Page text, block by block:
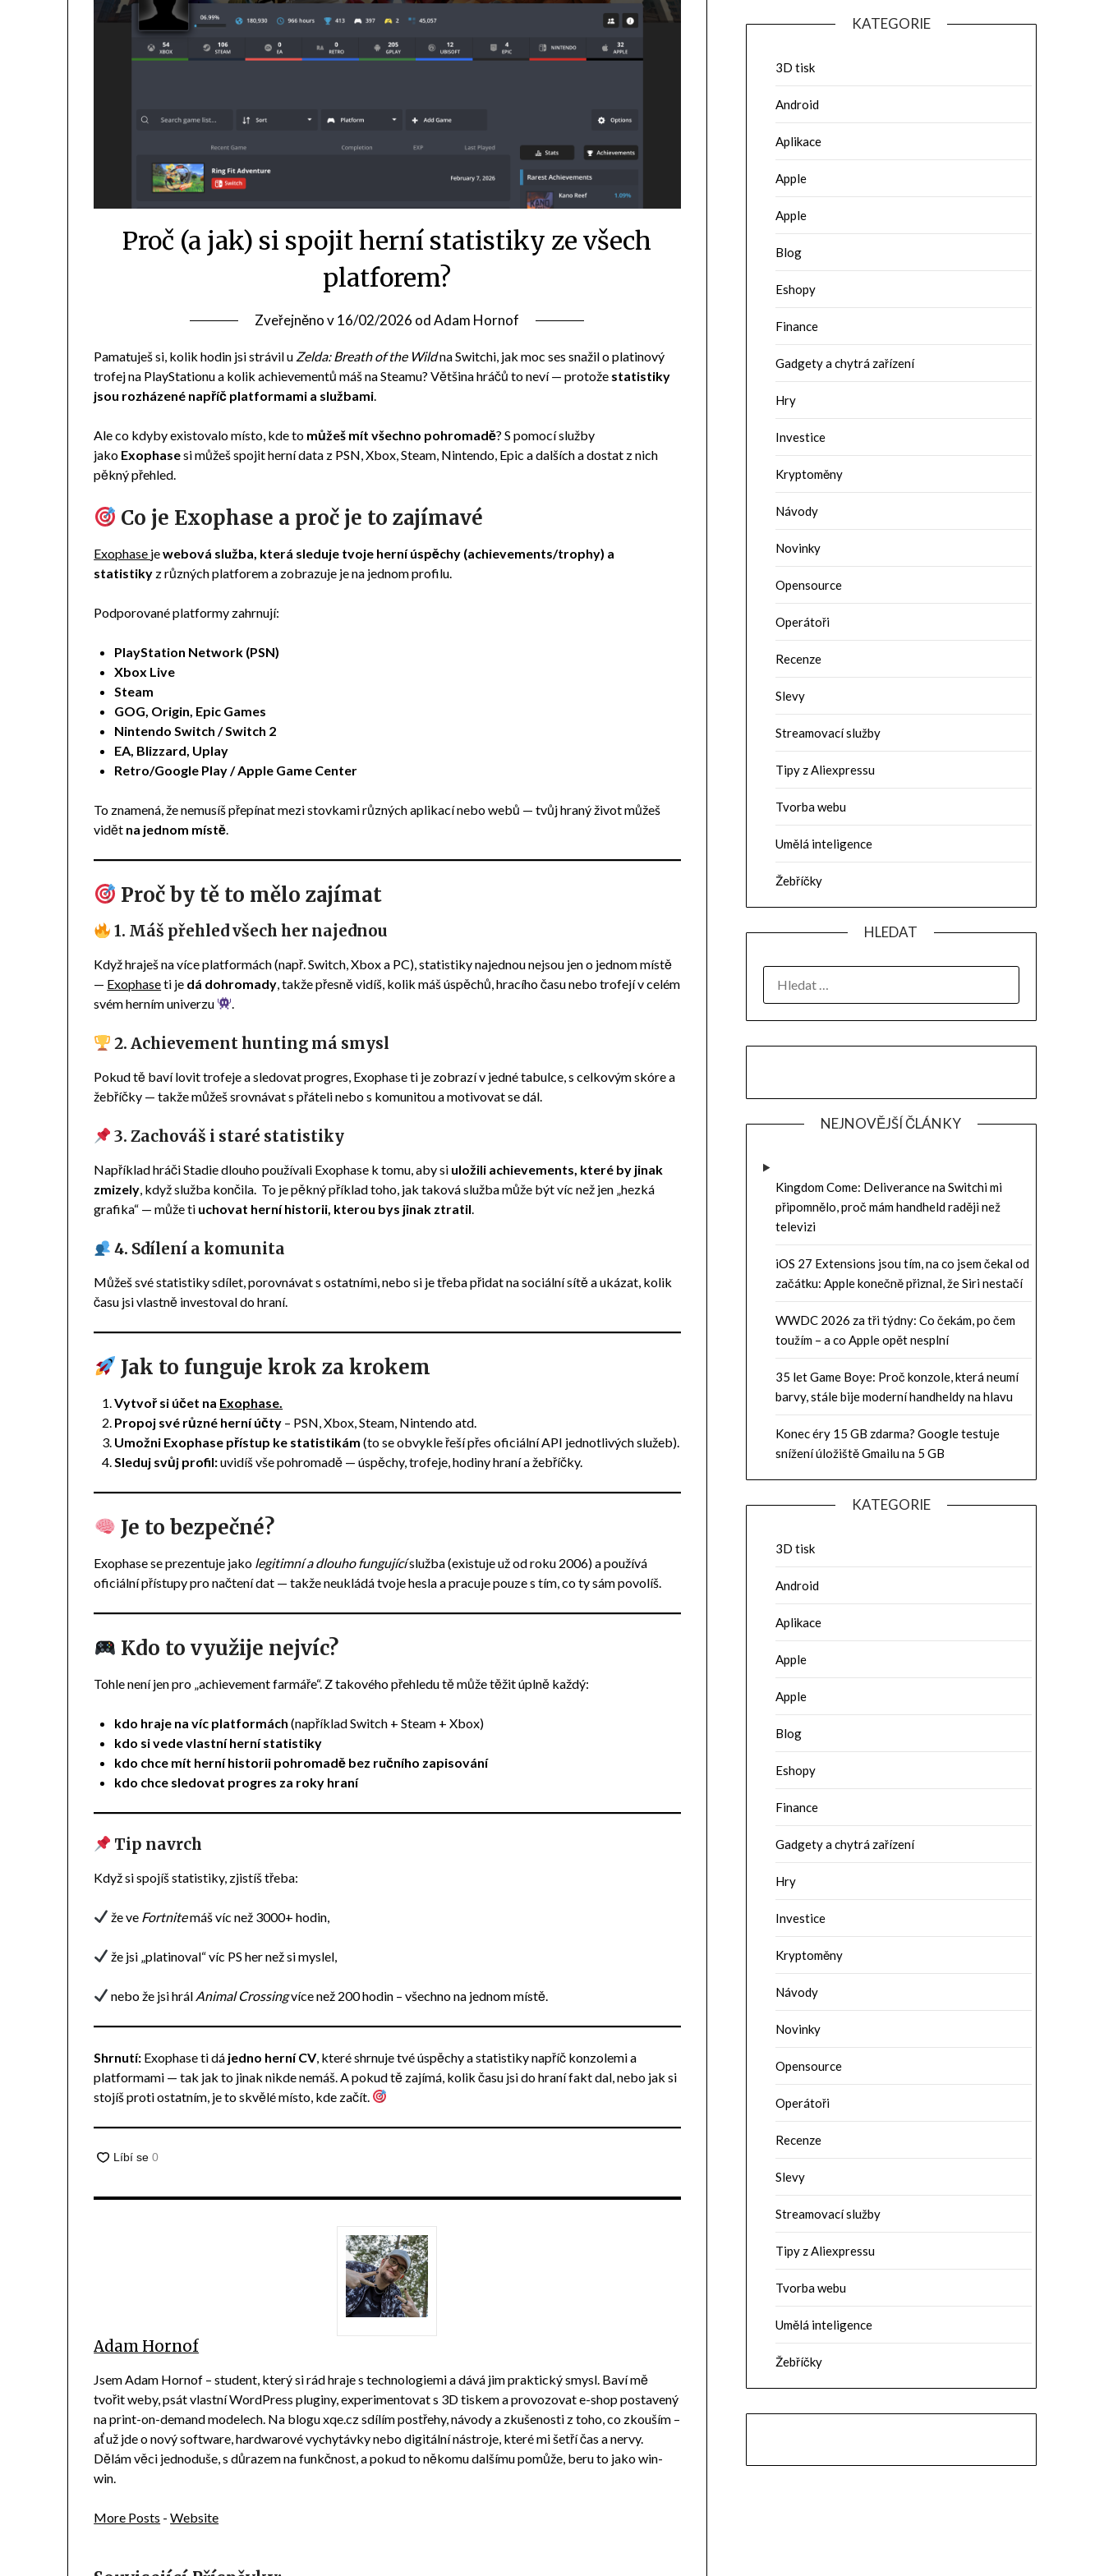
Proč (a jak) si spojit herní statistiky ze všech
platforem?
Zveřejněno v16/02/2026 odAdam Hornof
Pamatuješ si, kolik hodin jsi strávil u Zelda: Breath of the Wildna Switchi, jak moc ses snažil o platinový
trofej na PlayStationu a kolik achievementů máš na Steamu? Většina hráčů to neví — protože statistiky
jsou rozházené napříč platformami a službami
Ale co kdyby existovalo místo, kde to můžeš mít všechno pohromadě? S pomocí služby
jako Exophasesi můžeš spojit herní data z PSN, Xbox, Steam, Nintendo, Epic a dalších a dostat z nich
pěkný přehled.
Co je Exophase a proč je to zajímavé
Exophase jewebová služba, která sleduje tvoje herní úspěchy (achievements/trophy) a
statistiky z různých platforem a zobrazuje je na jednom profilu.
Podporované platformy zahrnují:
PlayStation Network (PSN)
Xbox Live
Steam
GOG, Origin, Epic Games
Nintendo Switch / Switch 2
EA, Blizzard, Uplay
Retro/Google Play / Apple Game Center
To znamená, že nemusíš přepínat mezi stovkami různých aplikací nebo webů — tvůj hraný život můžeš
vidět na jednom místě
Proč by tě to mělo zajímat
1. Máš přehled všech her najednou
Když hraješ na více platformách (např. Switch, Xbox a PC), statistiky najednou nejsou jen o jednom místě
— Exophaseti je dá dohromady , takže přesně vidíš, kolik máš úspěchů, hracího času nebo trofejí v celém
svém herním univerzu
2. Achievement hunting má smysl
Pokud tě baví lovit trofeje a sledovat progres, Exophase ti je zobrazí v jedné tabulce, s celkovým skóre a
žebříčky — takže můžeš srovnávat s přáteli nebo s komunitou a motivovat se dál.
3. Zachováš i staré statistiky
Například hráči Stadie dlouho používali Exophase k tomu, aby si uložili achievements, které by jinak
zmizely , když služba končila. To je pěkný příklad toho, jak taková služba může být víc než jen „hezká
grafika“ — může ti uchovat herní historii, kterou bys jinak ztratil
4. Sdílení a komunita
Můžeš své statistiky sdílet, porovnávat s ostatními, nebo si je třeba přidat na sociální sítě a ukázat, kolik
času jsi vlastně investoval do hraní.
Jak to funguje krok za krokem
Vytvoř si účet na Exophase.
Propoj své různé herní účty – PSN, Xbox, Steam, Nintendo atd.
Umožni Exophase přístup ke statistikám (to se obvykle řeší přes oficiální API jednotlivých služeb).
Sleduj svůj profil:uvidíš vše pohromadě — úspěchy, trofeje, hodiny hraní a žebříčky.
Je to bezpečné?
Exophase se prezentuje jako legitimní a dlouho fungujícíslužba (existuje už od roku 2006) a používá
oficiální přístupy pro načtení dat — takže neukládá tvoje hesla a pracuje pouze s tím, co ty sám povolíš.
Kdo to využije nejvíc?
Tohle není jen pro „achievement farmáře“. Z takového přehledu tě může těžit úplně každý:
kdo hraje na víc platformách (například Switch + Steam + Xbox)
kdo si vede vlastní herní statistiky
kdo chce mít herní historii pohromadě bez ručního zapisování
kdo chce sledovat progres za roky hraní
Tip navrch
Když si spojíš statistiky, zjistíš třeba:
že ve Fortnitemáš víc než 3000+ hodin,
že jsi „platinoval“ víc PS her než si myslel,
nebo že jsi hrál Animal Crossingvíce než 200 hodin – všechno na jednom místě.
Shrnutí: Exophase ti dá jedno herní CV, které shrnuje tvé úspěchy a statistiky napříč konzolemi a
platformami — tak jak to jinak nikde nemáš. A pokud tě zajímá, kolik času jsi do hraní fakt dal, nebo jak si
stojíš proti ostatním, je to skvělé místo, kde začít.
Adam Hornof
Jsem Adam Hornof – student, který si rád hraje s technologiemi a dává jim praktický smysl. Baví mě
tvořit weby, psát vlastní WordPress pluginy, experimentovat s 3D tiskem a provozovat e-shop postavený
na print-on-demand modelech. Na blogu xqe.cz sdílím postřehy, návody a zkušenosti z toho, co zkouším –
ať už jde o nový software, hardwarové vychytávky nebo digitální nástroje, které mi šetří čas a nervy.
Dělám věci jednoduše, s důrazem na funkčnost, a pokud to někomu dalšímu pomůže, beru to jako win-
win.
More Posts -Website
KATEGORIE
3D tisk
Android
Aplikace
Apple
Apple
Blog
Eshopy
Finance
Gadgety a chytrá zařízení
Hry
Investice
Kryptoměny
Návody
Novinky
Opensource
Operátoři
Recenze
Slevy
Streamovací služby
Tipy z Aliexpressu
Tvorba webu
Umělá inteligence
Žebříčky
HLEDAT
NEJNOVĚJŠÍ ČLÁNKY
Kingdom Come: Deliverance na Switchi mi
připomnělo, proč mám handheld raději než
televizi
iOS 27 Extensions jsou tím, na co jsem čekal od
začátku: Apple konečně přiznal, že Siri nestačí
WWDC 2026 za tři týdny: Co čekám, po čem
toužím – a co Apple opět nesplní
35 let Game Boye: Proč konzole, která neumí
barvy, stále bije moderní handheldy na hlavu
Konec éry 15 GB zdarma? Google testuje
snížení úložiště Gmailu na 5 GB
KATEGORIE
3D tisk
Android
Aplikace
Apple
Apple
Blog
Eshopy
Finance
Gadgety a chytrá zařízení
Hry
Investice
Kryptoměny
Návody
Novinky
Opensource
Operátoři
Recenze
Slevy
Streamovací služby
Tipy z Aliexpressu
Tvorba webu
Umělá inteligence
Žebříčky